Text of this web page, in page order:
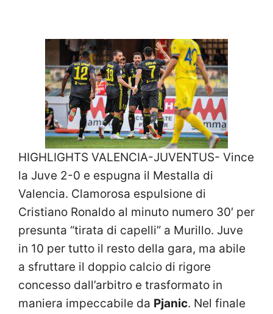
HIGHLIGHTS VALENCIA-JUVENTUS- Vince
la Juve 2-0 e espugna il Mestalla di
Valencia. Clamorosa espulsione di
Cristiano Ronaldo al minuto numero 30′ per
presunta “tirata di capelli” a Murillo. Juve
in 10 per tutto il resto della gara, ma abile
a sfruttare il doppio calcio di rigore
concesso dall’arbitro e trasformato in
maniera impeccabile da Pjanic. Nel finale